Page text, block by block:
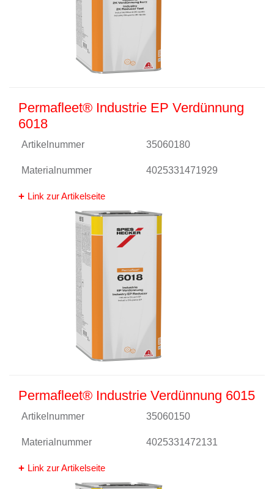
Permafleet® Industrie EP Verdünnung
6018
Artikelnummer 35060180
Materialnummer 4025331471929
Link zur Artikelseite
Permafleet® Industrie Verdünnung 6015
Artikelnummer 35060150
Materialnummer 4025331472131
Link zur Artikelseite